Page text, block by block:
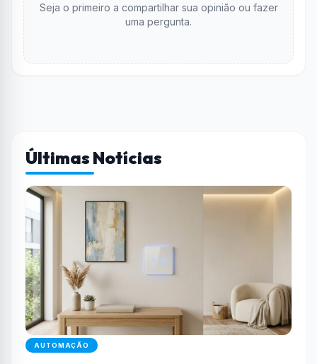
Seja o primeiro a compartilhar sua opinião ou fazer
uma pergunta.
Últimas Notícias
AUTOMAÇÃO